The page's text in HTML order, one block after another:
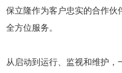
保立隆作为客户忠实的合作伙
全方位服务。
从启动到运行、监视和维护